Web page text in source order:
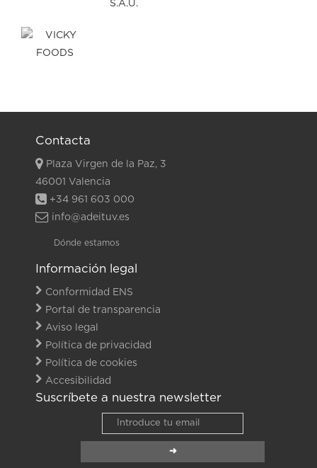
Contacta
Plaza Virgen de la Paz, 3
46001 Valencia
+34 961 603 000
info@adeituv.es
Dónde estamos
Información legal
Conformidad ENS
Portal de transparencia
Aviso legal
Política de privacidad
Política de cookies
Accesibilidad
Suscríbete a nuestra newsletter